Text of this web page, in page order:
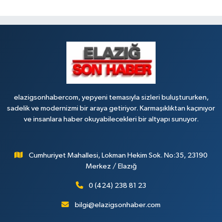
elazigsonhabercom, yepyeni temasıyla sizleri buluştururken,
sadelik ve modernizmi bir araya getiriyor. Karmaşıklıktan kaçınıyor
ve insanlara haber okuyabilecekleri bir altyapı sunuyor.
Cumhuriyet Mahallesi, Lokman Hekim Sok. No:35, 23190
Merkez / Elazığ
0 (424) 238 81 23
bilgi@elazigsonhaber.com